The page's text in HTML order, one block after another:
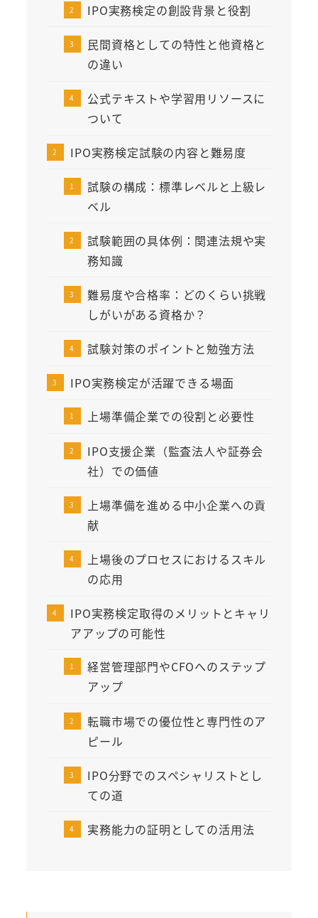
IPO実務検定の創設背景と役割
民間資格としての特性と他資格と
の違い
公式テキストや学習用リソースに
ついて
IPO実務検定試験の内容と難易度
試験の構成：標準レベルと上級レ
ベル
試験範囲の具体例：関連法規や実
務知識
難易度や合格率：どのくらい挑戦
しがいがある資格か？
試験対策のポイントと勉強方法
IPO実務検定が活躍できる場面
上場準備企業での役割と必要性
IPO支援企業（監査法人や証券会
社）での価値
上場準備を進める中小企業への貢
献
上場後のプロセスにおけるスキル
の応用
IPO実務検定取得のメリットとキャリ
アアップの可能性
経営管理部門やCFOへのステップ
アップ
転職市場での優位性と専門性のア
ピール
IPO分野でのスペシャリストとし
ての道
実務能力の証明としての活用法